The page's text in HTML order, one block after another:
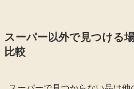
スーパー以外で見つける
比較